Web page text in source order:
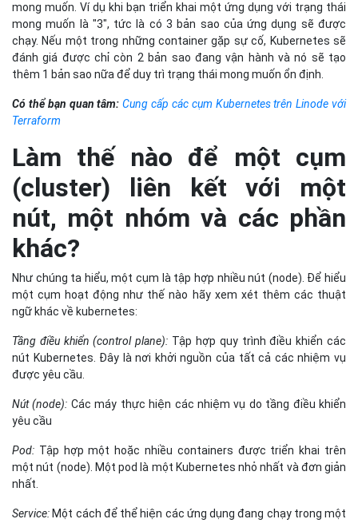
mong muốn. Ví dụ khi bạn triển khai một ứng dụng với trạng thái
mong muốn là "3", tức là có 3 bản sao của ứng dụng sẽ được
chạy. Nếu một trong những container gặp sự cố, Kubernetes sẽ
đánh giá được chỉ còn 2 bản sao đang vận hành và nó sẽ tạo
thêm 1 bản sao nữa để duy trì trạng thái mong muốn ổn định.
Có thể bạn quan tâm:Cung cấp các cụm Kubernetes trên Linode với
Terraform
Làm thế nào để một cụm
(cluster) liên kết với một
nút, một nhóm và các phần
khác?
Như chúng ta hiểu, một cụm là tập hợp nhiều nút (node). Để hiểu
một cụm hoạt động như thế nào hãy xem xét thêm các thuật
ngữ khác về kubernetes:
Tầng điều khiển (control plane): Tập hợp quy trình điều khiển các
nút Kubernetes. Đây là nơi khởi nguồn của tất cả các nhiệm vụ
được yêu cầu.
Nút (node): Các máy thực hiện các nhiệm vụ do tầng điều khiển
yêu cầu
Pod: Tập hợp một hoặc nhiều containers được triển khai trên
một nút (node). Một pod là một Kubernetes nhỏ nhất và đơn giản
nhất.
Service: Một cách để thể hiện các ứng dụng đang chạy trong một